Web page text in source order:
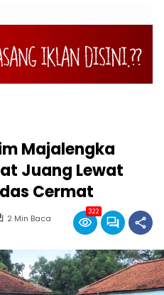
Majalengka
Juang Lewat
Cermat
2 Min Baca
322